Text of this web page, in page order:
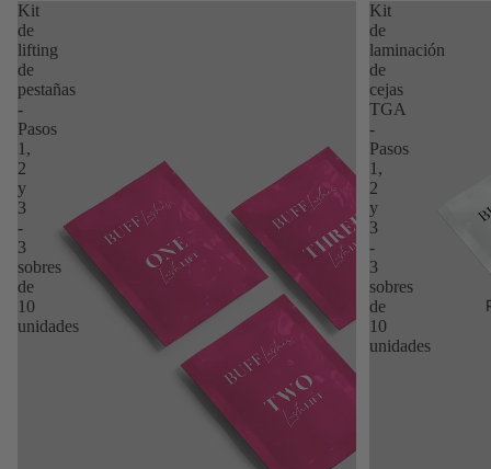
Kit
de
lifting
de
pestañas
-
Pasos
1,
2
y
3
-
3
sobres
de
10
unidades
Kit
de
laminación
de
cejas
TGA
-
Pasos
1,
2
y
3
-
3
sobres
de
10
unidades